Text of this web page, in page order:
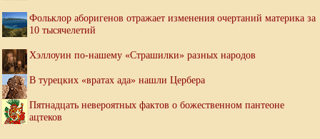
Фольклор аборигенов отражает изменения очертаний материка за
10 тысячелетий
Хэллоуин по-нашему «Страшилки» разных народов
В турецких «вратах ада» нашли Цербера
Пятнадцать невероятных фактов о божественном пантеоне
ацтеков